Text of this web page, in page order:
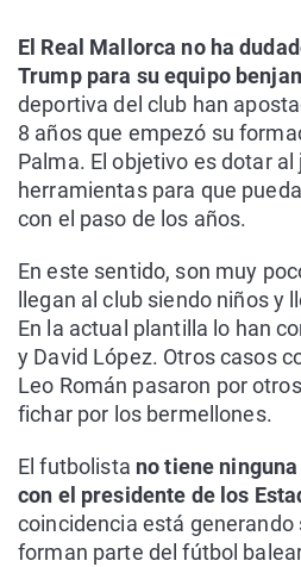
El Real Mallorca no ha
Trump para su equipo
deportiva del club han
8 años que empezó su
Palma. El objetivo es dotar
herramientas para que
con el paso de los años.
En este sentido, son muy
llegan al club siendo niños y
En la actual plantilla lo han
y David López. Otros casos
Leo Román pasaron por
fichar por los bermellones.
El futbolista no tiene
con el presidente de los
coincidencia está generando
forman parte del fútbol